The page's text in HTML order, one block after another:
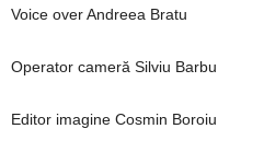
Voice over Andreea Bratu
Operator cameră Silviu Barbu
Editor imagine Cosmin Boroiu